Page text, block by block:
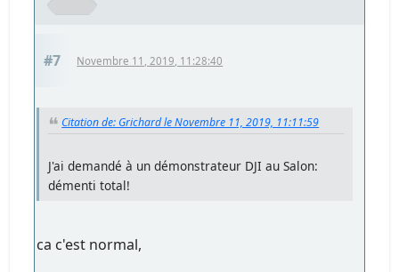
#7 Novembre 11, 2019, 11:28:40
Citation de: Grichard le Novembre 11, 2019, 11:11:59
J'ai demandé à un démonstrateur DJI au Salon:
démenti total!
ca c'est normal,